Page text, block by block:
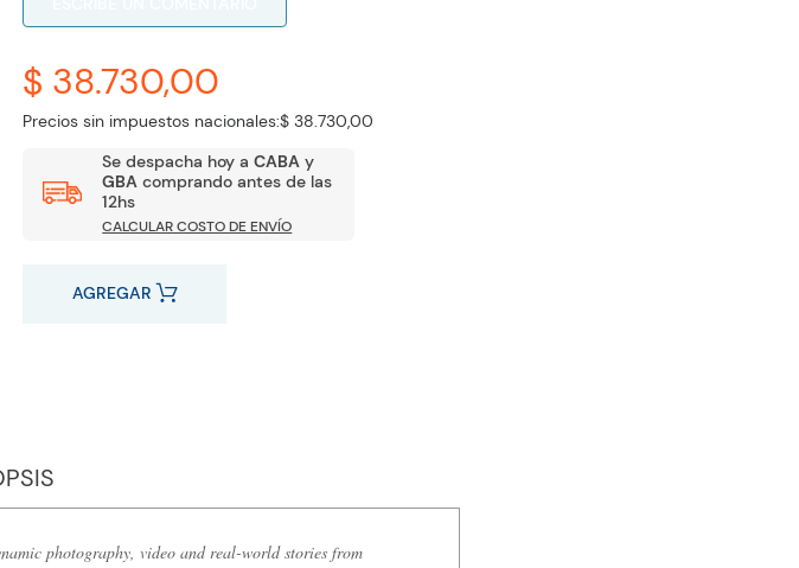
$ 38.730,00
Precios sin impuestos nacionales:$ 38.730,00
Se despacha hoy aCABA y
GBA comprando antes de las
12hs
CALCULAR COSTO DE ENVÍO
AGREGAR
photography, video and real-world stories from